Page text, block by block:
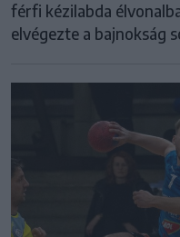
férfi kézilabda
elvégezte a bajnokság